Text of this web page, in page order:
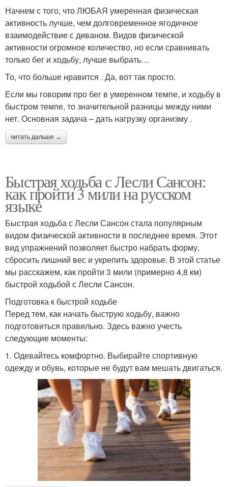
Начнем с того, что ЛЮБАЯ умеренная физическая
активность лучше, чем долговременное ягодичное
взаимодействие с диваном. Видов физической
активности огромное количество, но если сравнивать
только бег и ходьбу, лучше выбрать…
То, что больше нравится . Да, вот так просто.
Если мы говорим про бег в умеренном темпе, и ходьбу в
быстром темпе, то значительной разницы между ними
нет. Основная задача – дать нагрузку организму .
читать дальше →
Быстрая ходьба с Лесли Сансон:
как пройти 3 мили на русском
языке
Быстрая ходьба с Лесли Сансон стала популярным
видом физической активности в последнее время. Этот
вид упражнений позволяет быстро набрать форму,
сбросить лишний вес и укрепить здоровье. В этой статье
мы расскажем, как пройти 3 мили (примерно 4,8 км)
быстрой ходьбой с Лесли Сансон.
Подготовка к быстрой ходьбе
Перед тем, как начать быструю ходьбу, важно
подготовиться правильно. Здесь важно учесть
следующие моменты:
1. Одевайтесь комфортно. Выбирайте спортивную
одежду и обувь, которые не будут вам мешать двигаться.